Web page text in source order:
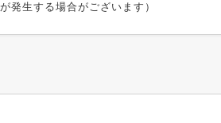
発生する場合がございます）